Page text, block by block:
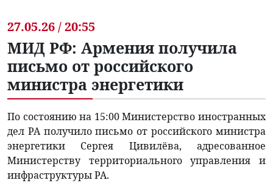
27.05.26 / 20:55
МИД РФ: Армения получила
письмо от российского
министра энергетики
По состоянию на 15:00 Министерство иностранных
дел РА получило письмо от российского министра
энергетики Сергея Цивилёва, адресованное
Министерству территориального управления и
инфраструктуры РА.